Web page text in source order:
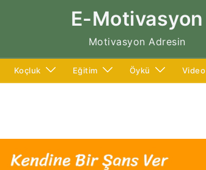
E-Motivasyon
Motivasyon Adresin
Koçluk Eğitim Öykü Video